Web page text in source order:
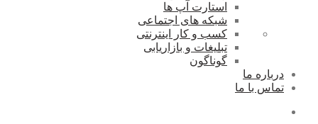
استارت آپ ها
شبکه های اجتماعی
کسب و کار اینترنتی
تبلیغات و بازاریابی
گوناگون
درباره ما
تماس با ما